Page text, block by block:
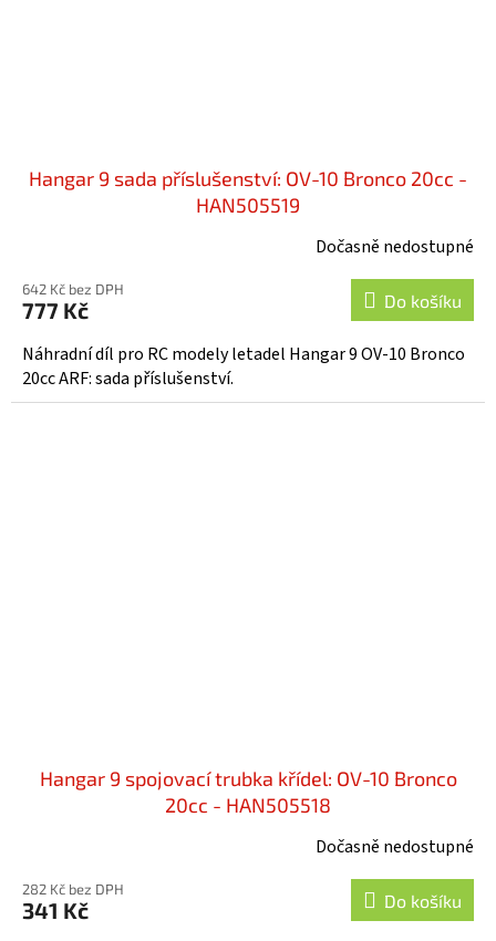
Hangar 9 sada příslušenství: OV-10 Bronco 20cc -
HAN505519
Dočasně nedostupné
642 Kč bez DPH
777 Kč Do košíku
Náhradní díl pro RC modely letadel Hangar 9 OV-10 Bronco
20cc ARF: sada příslušenství.
Hangar 9 spojovací trubka křídel: OV-10 Bronco
20cc - HAN505518
Dočasně nedostupné
282 Kč bez DPH
341 Kč Do košíku